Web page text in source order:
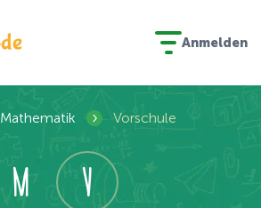
Anmelden
Mathematik › Vorschule
M V